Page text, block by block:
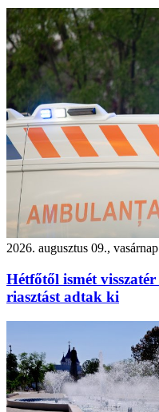
2026. augusztus 09., vasárnap
Hétfőtől ismét
riasztást adtak ki